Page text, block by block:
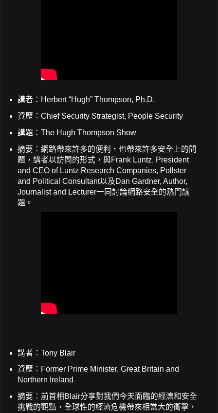
講者：Herbert “Hugh” Thompson, Ph.D.
資歷：Chief Security Strategist, People Security
講題：The Hugh Thompson Show
摘要：網路帶來許多的便利，也帶來許多安全上的問
題，講者以訪問的形式，與Frank Luntz, President
and CEO of Luntz Research Companies, Pollster
and Political Consultant以及Dan Gardner, Author,
Journalist and Lecturer一同討論網路安全的熱門議
題。
講者：Tony Blair
資歷：Former Prime Minister, Great Britain and
Northern Ireland
摘要：前首相Blair分享對我們今天面臨的經濟和安全
挑戰的觀點，全球性的經濟危機帶來相當大的衝擊，